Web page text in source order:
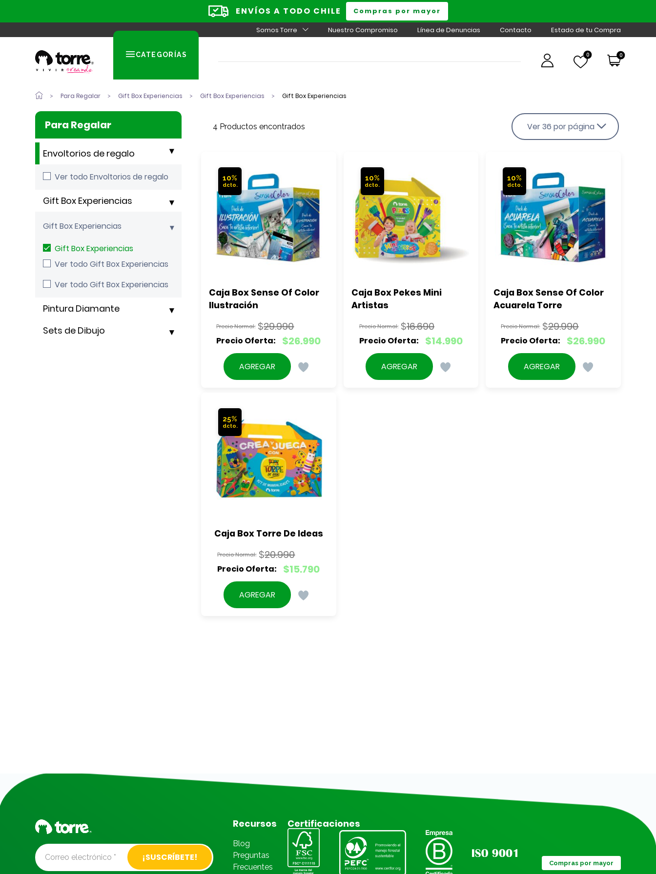
ENVÍOS A TODO CHILE Compras por mayor
Somos Torre Nuestro Compromiso Línea de Denuncias Contacto Estado de tu Compra
CATEGORÍAS 0 0
Para Regalar Gift Box Experiencias Gift Box Experiencias Gift Box Experiencias
Para Regalar
Ver todo Envoltorios de regalo
Envoltorios de regalo
Gift Box Experiencias
Ver todo Gift Box Experiencias
Gift Box Experiencias
Ver todo Gift Box Experiencias
Gift Box Experiencias
Pintura Diamante
Sets de Dibujo
4 Productos encontrados Ver 36 por página
10%
Caja Box Sense Of Color
Ilustración
$29.990
El
precio
original
$26.990
El
precio
actual
AGREGAR
10%
Caja Box Pekes Mini
Artistas
$16.690
El
precio
original
$14.990
El
precio
actual
AGREGAR
10%
Caja Box Sense Of Color
Acuarela Torre
$29.990
El
precio
original
$26.990
El
precio
actual
AGREGAR
25%
Caja Box Torre De Ideas
$20.990
El
precio
original
$15.790
El
precio
actual
AGREGAR
Alternative:
Recursos
Blog
Preguntas
Frecuentes
Certificaciones
Compras por mayor